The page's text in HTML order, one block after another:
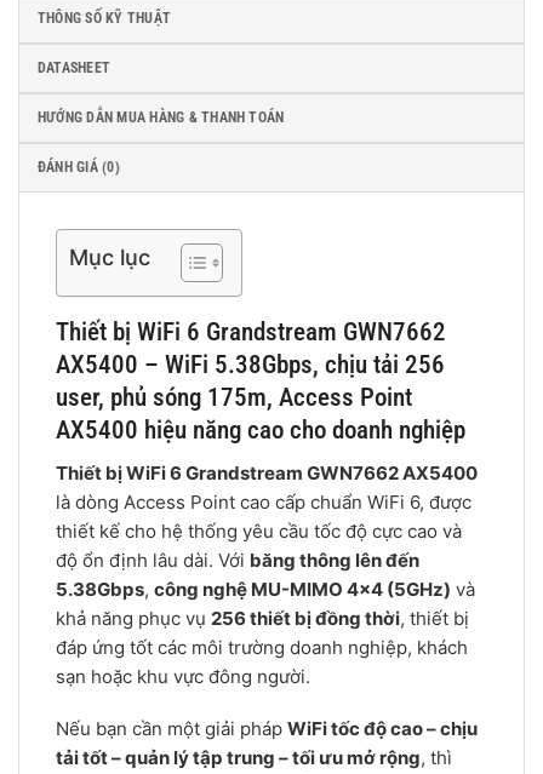
THÔNG SỐ KỸ THUẬT
DATASHEET
HƯỚNG DẪN MUA HÀNG & THANH TOÁN
ĐÁNH GIÁ (0)
Mục lục
Thiết bị WiFi 6 Grandstream GWN7662
AX5400 – WiFi 5.38Gbps, chịu tải 256
user, phủ sóng 175m, Access Point
AX5400 hiệu năng cao cho doanh nghiệp
Thiết bị WiFi 6 Grandstream GWN7662 AX5400
là dòng Access Point cao cấp chuẩn WiFi 6, được
thiết kế cho hệ thống yêu cầu tốc độ cực cao và
độ ổn định lâu dài. Với băng thông lên đến
5.38Gbps, công nghệ MU-MIMO 4×4 (5GHz) và
khả năng phục vụ 256 thiết bị đồng thời, thiết bị
đáp ứng tốt các môi trường doanh nghiệp, khách
sạn hoặc khu vực đông người.
Nếu bạn cần một giải pháp WiFi tốc độ cao – chịu
tải tốt – quản lý tập trung – tối ưu mở rộng, thì